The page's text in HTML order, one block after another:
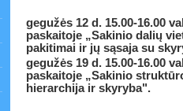
gegužės 12 d. 15.00-16.00
paskaitoje „Sakinio dalių
pakitimai ir jų sąsaja su
gegužės 19 d. 15.00-16.00
paskaitoje „Sakinio
hierarchija ir skyryba".